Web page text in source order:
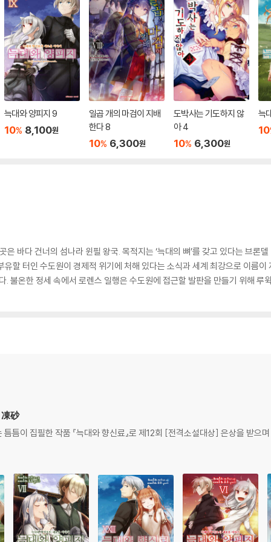
늑대와 양피지 9
10% 8,100원
일곱 개의 마검이 지배
한다 8
10% 6,300원
도박사는 기도하지 않
아 4
10% 6,300원
늑
10
바다 건너의 섬나라 윈필 왕국. 목적지는 ‘늑대의 뼈’를 갖고 있다는 브론
할 터인 수도원이 경제적 위기에 처해 있다는 소식과 세계 최강으로 이름
. 불온한 정세 속에서 로렌스 일행은 수도원에 접근할 발판을 만들기 위해 루
砂
틈이 집필한 작품 『늑대와 향신료』로 제12회 [전격소설대상] 은상을 받으